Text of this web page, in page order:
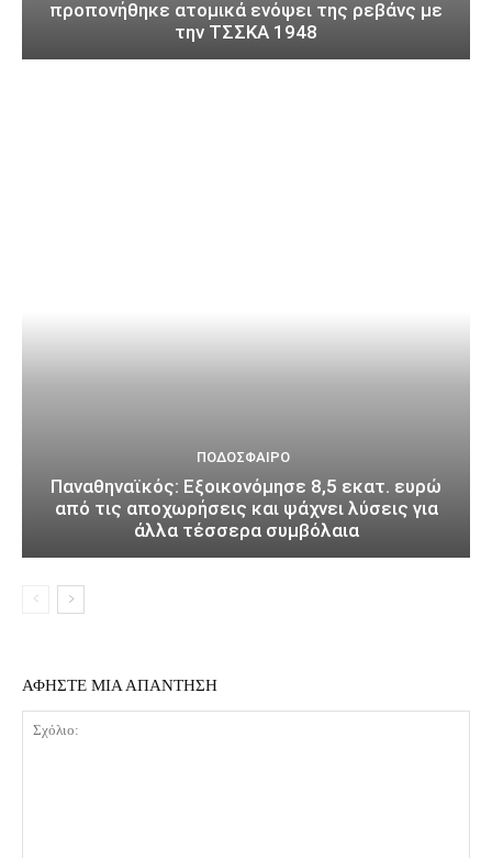
προπονήθηκε ατομικά ενόψει της ρεβάνς με
την ΤΣΣΚΑ 1948
ΠΟΔΌΣΦΑΙΡΟ
Παναθηναϊκός: Εξοικονόμησε 8,5 εκατ. ευρώ
από τις αποχωρήσεις και ψάχνει λύσεις για
άλλα τέσσερα συμβόλαια
ΑΦΗΣΤΕ ΜΙΑ ΑΠΑΝΤΗΣΗ